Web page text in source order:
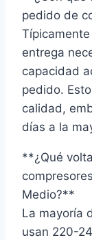
pedido de
entrega
capacidad
pedido.
calidad,
días a la
**¿Qué
Medio?**
La mayoría
usan 220-